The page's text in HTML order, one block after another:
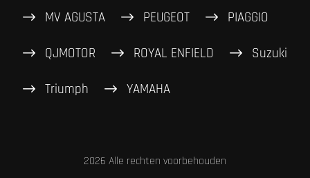
MV AGUSTA PEUGEOT PIAGGIO
QJMOTOR ROYAL ENFIELD Suzuki
Triumph YAMAHA
2026 Alle rechten voorbehouden